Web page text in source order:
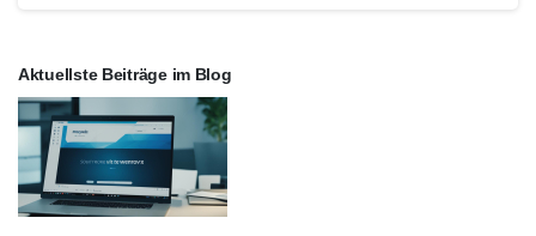
Aktuellste Beiträge im Blog